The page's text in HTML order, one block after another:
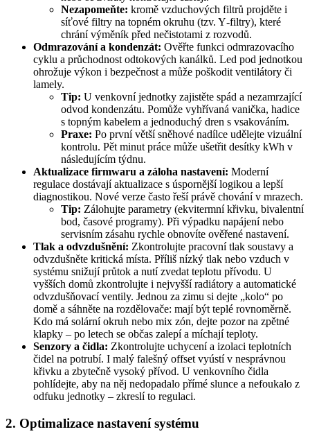
Nezapomeňte: kromě vzduchových filtrů projděte i
síťové filtry na topném okruhu (tzv. Y‑filtry), které
chrání výměník před nečistotami z rozvodů.
Odmrazování a kondenzát: Ověřte funkci odmrazovacího
cyklu a průchodnost odtokových kanálků. Led pod jednotkou
ohrožuje výkon i bezpečnost a může poškodit ventilátory či
lamely.
Tip: U venkovní jednotky zajistěte spád a nezamrzající
odvod kondenzátu. Pomůže vyhřívaná vanička, hadice
s topným kabelem a jednoduchý dren s vsakováním.
Praxe: Po první větší sněhové nadílce udělejte vizuální
kontrolu. Pět minut práce může ušetřit desítky kWh v
následujícím týdnu.
Aktualizace firmwaru a záloha nastavení: Moderní
regulace dostávají aktualizace s úspornější logikou a lepší
diagnostikou. Nové verze často řeší právě chování v mrazech.
Tip: Zálohujte parametry (ekvitermní křivku, bivalentní
bod, časové programy). Při výpadku napájení nebo
servisním zásahu rychle obnovíte ověřené nastavení.
Tlak a odvzdušnění: Zkontrolujte pracovní tlak soustavy a
odvzdušněte kritická místa. Příliš nízký tlak nebo vzduch v
systému snižují průtok a nutí zvedat teplotu přívodu. U
vyšších domů zkontrolujte i nejvyšší radiátory a automatické
odvzdušňovací ventily. Jednou za zimu si dejte „kolo“ po
domě a sáhněte na rozdělovače: mají být teplé rovnoměrně.
Kdo má solární okruh nebo mix zón, dejte pozor na zpětné
klapky – po letech se občas zalepí a míchají teploty.
Senzory a čidla: Zkontrolujte uchycení a izolaci teplotních
čidel na potrubí. I malý falešný offset vyústí v nesprávnou
křivku a zbytečně vysoký přívod. U venkovního čidla
pohlídejte, aby na něj nedopadalo přímé slunce a nefoukalo z
odfuku jednotky – zkreslí to regulaci.
2. Optimalizace nastavení systému